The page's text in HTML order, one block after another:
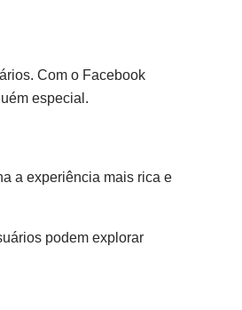
Com o Facebook
especial.
a experiência mais rica e
podem explorar